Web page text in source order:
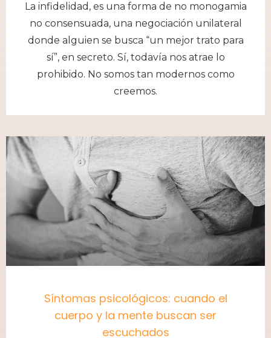
La infidelidad, es una forma de no monogamia
no consensuada, una negociación unilateral
donde alguien se busca “un mejor trato para
sí”, en secreto. Sí, todavía nos atrae lo
prohibido. No somos tan modernos como
creemos.
Síntomas psicológicos: cuando el
cuerpo y la mente buscan ser
escuchados